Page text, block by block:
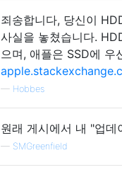
죄송합니다, 당신이
사실을 놓쳤습니다.
으며, 애플은 SSD에 우
— Hobbes
원래 게시에서 내 "업데
— SMGreenfield